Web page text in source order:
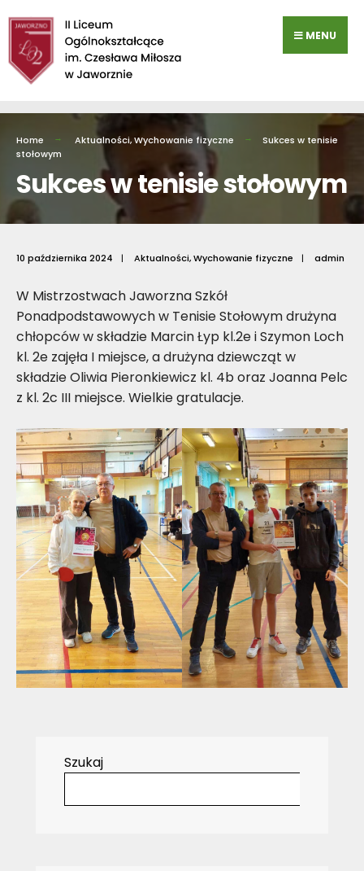
Przejdź
do
zawartości
MENU
Home Aktualności,Wychowanie fizyczne
Sukces w tenisie
stołowym
Sukces w tenisie stołowym
10 października 2024 | Aktualności,Wychowanie fizyczne | admin
W Mistrzostwach Jaworzna Szkół
Ponadpodstawowych w Tenisie Stołowym drużyna
chłopców w składzie Marcin Łyp kl.2e i Szymon Loch
kl. 2e zajęła I miejsce, a drużyna dziewcząt w
składzie Oliwia Pieronkiewicz kl. 4b oraz Joanna Pelc
z kl. 2c III miejsce. Wielkie gratulacje.
Szukaj